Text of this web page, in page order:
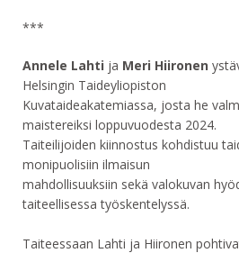
***
Annele Lahti ja Meri Hiironen
Helsingin Taideyliopiston
Kuvataideakatemiassa, josta he
maistereiksi loppuvuodesta 2024.
Taiteilijoiden kiinnostus kohdistuu
monipuolisiin ilmaisun
mahdollisuuksiin sekä valokuvan
taiteellisessa työskentelyssä.
Taiteessaan Lahti ja Hiironen